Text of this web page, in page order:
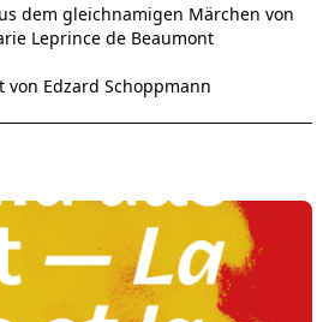
dem gleichnamigen Märchen von
Leprince de Beaumont
von Edzard Schoppmann